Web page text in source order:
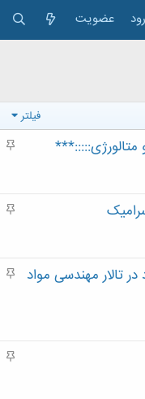
عضویت
فیلتر
م
م
م
تالار مهندسی مواد
م